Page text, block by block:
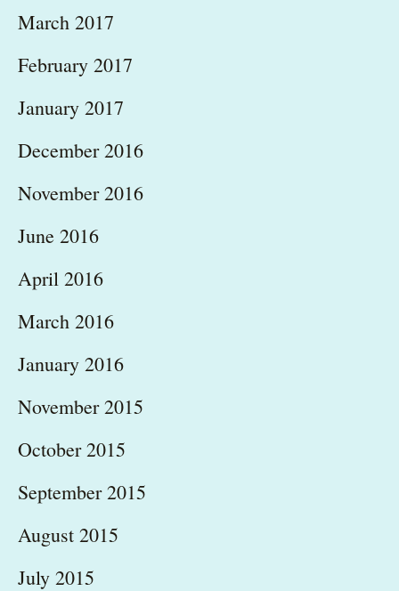
March 2017
February 2017
January 2017
December 2016
November 2016
June 2016
April 2016
March 2016
January 2016
November 2015
October 2015
September 2015
August 2015
July 2015